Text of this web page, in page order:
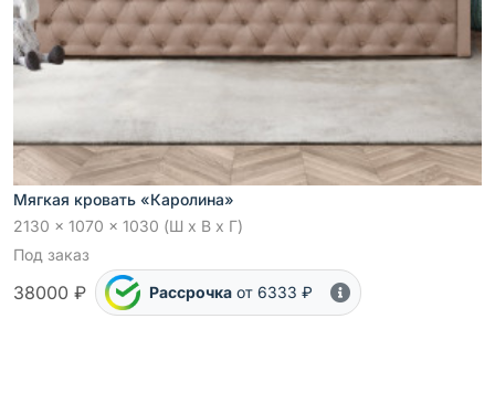
Мягкая кровать «Каролина»
2130 x 1070 x 1030 (Ш x В x Г)
Под заказ
38000 ₽ Рассрочка от 6333 ₽